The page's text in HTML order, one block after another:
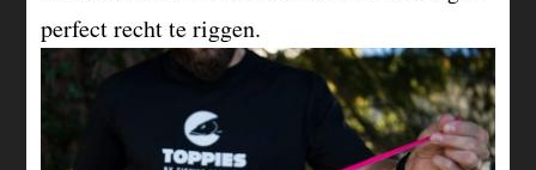
perfect recht te riggen.